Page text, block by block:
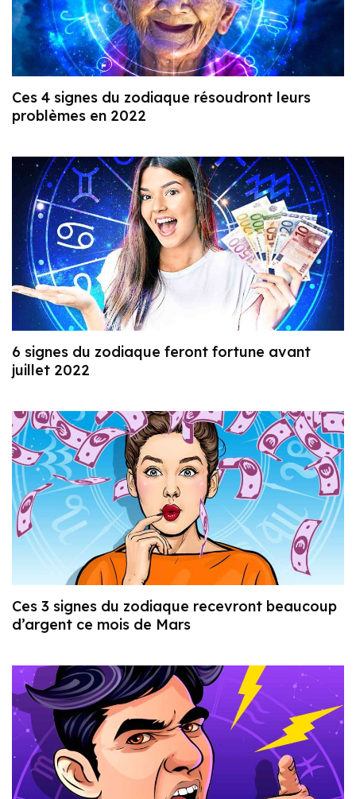
Ces 4 signes du zodiaque résoudront leurs
problèmes en 2022
6 signes du zodiaque feront fortune avant
juillet 2022
Ces 3 signes du zodiaque recevront beaucoup
d’argent ce mois de Mars